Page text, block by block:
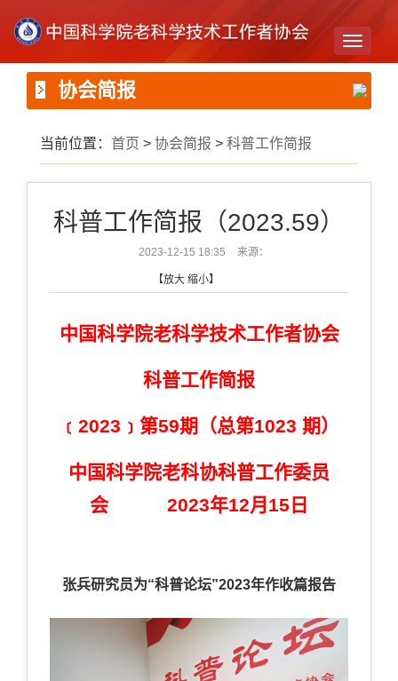
Toggle
协会简报
当前位置： 首页 > 协会简报 > 科普工作简报
科普工作简报（2023.59）
2023-12-15 18:35 来源：
【放大 缩小】
中国科学院老科学技术工作者协会
科普工作简报
﹝2023﹞第59期（总第1023 期）
中国科学院老科协科普工作委员
会 2023年12月15日
张兵研究员为“科普论坛”2023年作收篇报告